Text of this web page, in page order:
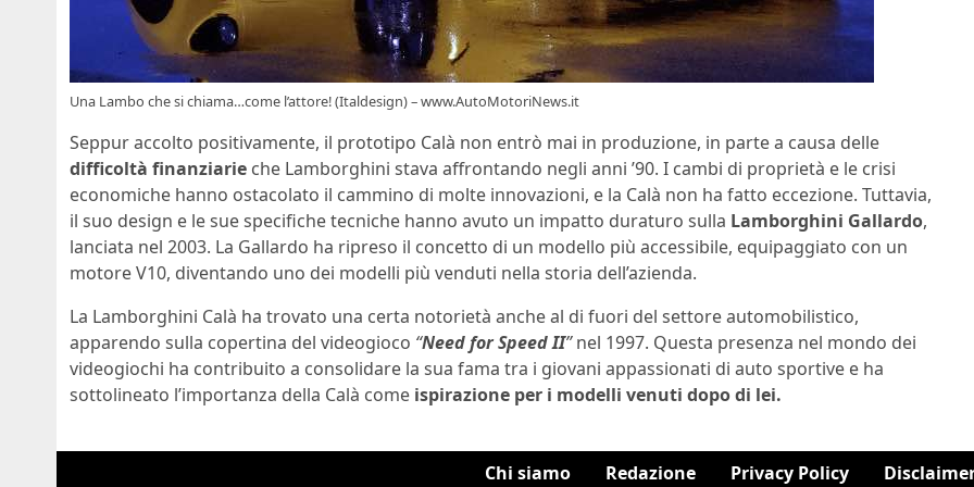
Una Lambo che si chiama…come l’attore! (Italdesign) – www.AutoMotoriNews.it
Seppur accolto positivamente, il prototipo Calà non entrò mai in produzione, in parte a causa delle
difficoltà finanziarie che Lamborghini stava affrontando negli anni ’90. I cambi di proprietà e le crisi
economiche hanno ostacolato il cammino di molte innovazioni, e la Calà non ha fatto eccezione. Tuttavia,
il suo design e le sue specifiche tecniche hanno avuto un impatto duraturo sulla Lamborghini Gallardo,
lanciata nel 2003. La Gallardo ha ripreso il concetto di un modello più accessibile, equipaggiato con un
motore V10, diventando uno dei modelli più venduti nella storia dell’azienda.
La Lamborghini Calà ha trovato una certa notorietà anche al di fuori del settore automobilistico,
apparendo sulla copertina del videogioco “Need for Speed II”nel 1997. Questa presenza nel mondo dei
videogiochi ha contribuito a consolidare la sua fama tra i giovani appassionati di auto sportive e ha
sottolineato l’importanza della Calà come ispirazione per i modelli venuti dopo di lei.
Chi siamo Redazione Privacy Policy